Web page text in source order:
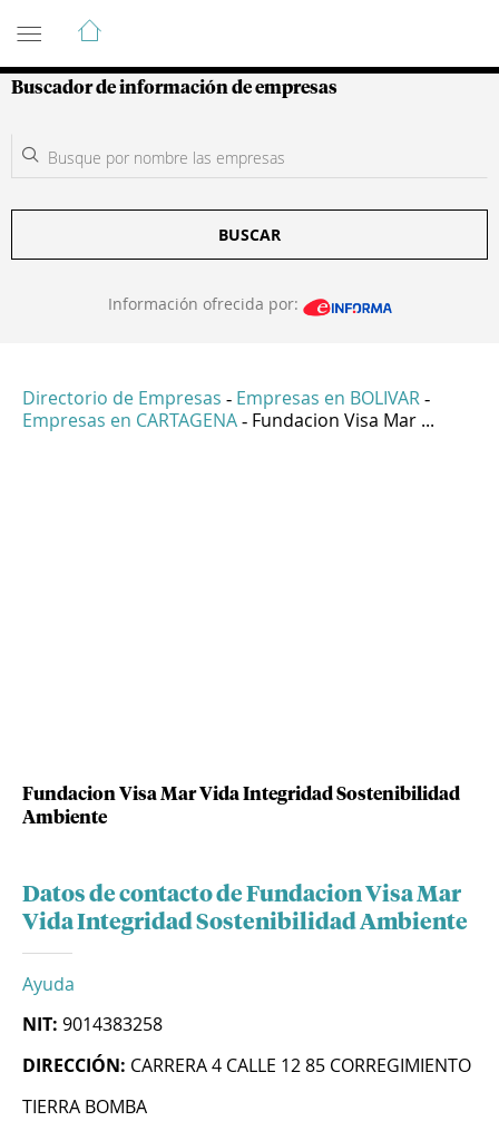
Guía de Empresas Colombianas
Buscador de información de empresas
BUSCAR
Información ofrecida por:
Directorio de Empresas - Empresas en BOLIVAR -
Empresas en CARTAGENA - Fundacion Visa Mar ...
Fundacion Visa Mar Vida Integridad Sostenibilidad
Ambiente
Datos de contacto de Fundacion Visa Mar
Vida Integridad Sostenibilidad Ambiente
Ayuda
NIT: 9014383258
DIRECCIÓN: CARRERA 4 CALLE 12 85 CORREGIMIENTO
TIERRA BOMBA